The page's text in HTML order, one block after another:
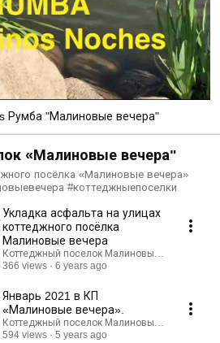
Румба "Малиновые вечера"
«Малиновые вечера"
посёлка «Малиновые вечера»
#коттеджныепоселки
Укладка асфальта на улицах
коттеджного посёлка
Малиновые вечера
Коттеджный поселок Малиновые вечера
366 views
6 years ago
Январь 2021 в КП
«Малиновые вечера».
Коттеджный поселок Малиновые вечера
594 views
5 years ago